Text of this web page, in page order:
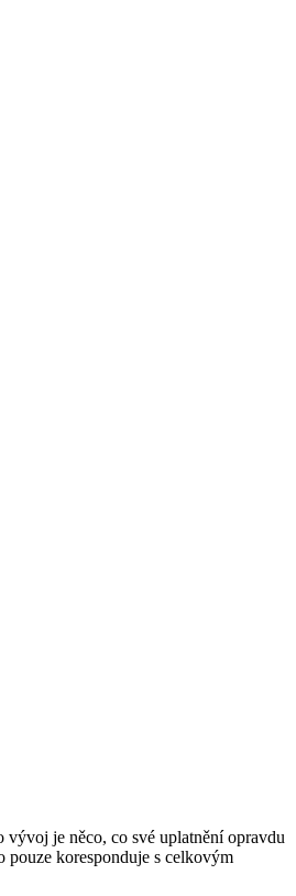
vývoj je něco, co své uplatnění opravdu
pouze koresponduje s celkovým